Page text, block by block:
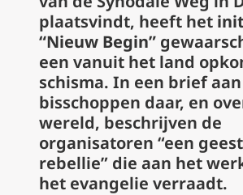
plaatsvindt, heeft het
“Nieuw Begin”
een vanuit het land
schisma. In een brief
bisschoppen daar, en
wereld, beschrijven de
organisatoren “een
rebellie” die aan het
het evangelie verraadt.